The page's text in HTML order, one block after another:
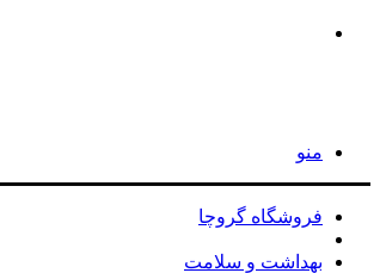
منو
فروشگاه گروچا
بهداشت و سلامت